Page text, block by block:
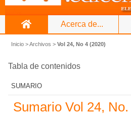
Acerca de...
Inicio >Archivos > Vol 24, No 4 (2020)
Tabla de contenidos
SUMARIO
Sumario Vol 24,